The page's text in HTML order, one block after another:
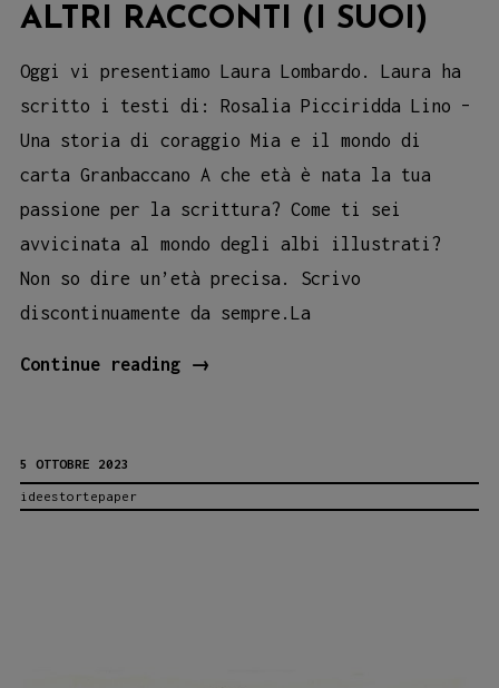
ALTRI RACCONTI (I SUOI)
Oggi vi presentiamo Laura Lombardo. Laura ha
scritto i testi di: Rosalia Picciridda Lino –
Una storia di coraggio Mia e il mondo di
carta Granbaccano A che età è nata la tua
passione per la scrittura? Come ti sei
avvicinata al mondo degli albi illustrati?
Non so dire un’età precisa. Scrivo
discontinuamente da sempre.La
Continue reading
DI
→
5 OTTOBRE 2023
ideestortepaper